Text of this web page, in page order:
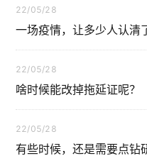
22/05/28
一场疫情，让多少人认清
22/05/28
啥时候能改掉拖延证呢？
22/05/28
有些时候，还是需要点钻